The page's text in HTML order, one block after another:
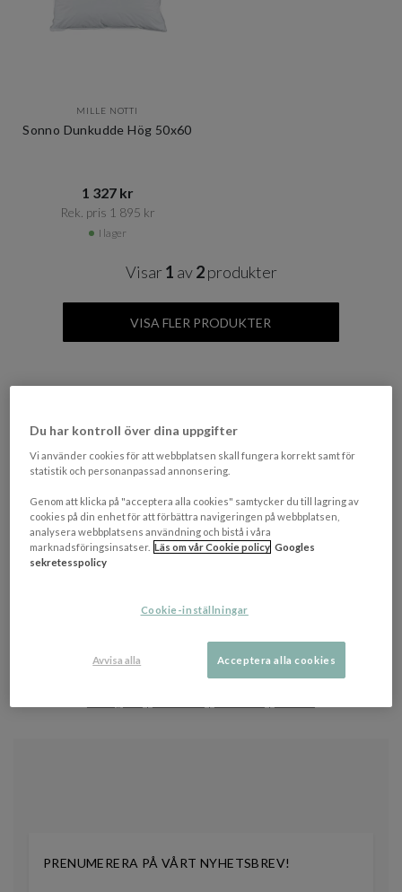
MILLE NOTTI
Sonno Dunkudde Hög 50x60
1 327 kr​​
Rek. pris 1 895 kr​​
I lager
Visar 1 av2produkter
VISA FLER PRODUKTER
0
FÖLJ OSS
PRENUMERERA PÅ VÅRT NYHETSBREV!
Du har kontroll över dina uppgifter
Vi använder cookies för att webbplatsen skall fungera korrekt samt för
statistik och personanpassad annonsering.
Genom att klicka på "acceptera alla cookies" samtycker du till lagring av
cookies på din enhet för att förbättra navigeringen på webbplatsen,
analysera webbplatsens användning och bistå i våra
marknadsföringsinsatser. Läs om vår Cookie policy Googles
sekretesspolicy
Cookie-inställningar
Avvisa alla Acceptera alla cookies